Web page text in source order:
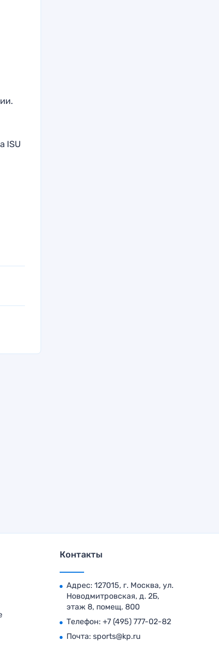
ISU
Контакты
Адрес: 127015, г. Москва, ул.
Новодмитровская, д. 2Б,
этаж 8, помещ. 800
Телефон: +7 (495) 777-02-82
Почта: sports@kp.ru